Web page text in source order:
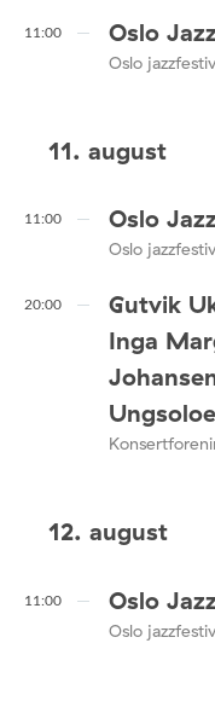
11:00 Oslo
Oslo
11. august
11:00 Oslo
Oslo
20:00
Gutvik
Inga
12. august
11:00 Oslo
Oslo